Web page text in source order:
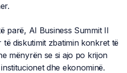
parë, AI Business Summit II
diskutimit zbatimin konkret të
mënyrën se si ajo po krijon
dhe ekonominë.